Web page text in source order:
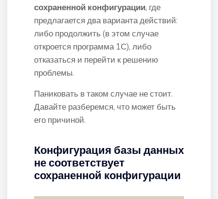
сохраненной конфигурации, где
предлагается два варианта действий:
либо продолжить (в этом случае
откроется программа 1С), либо
отказаться и перейти к решению
проблемы.
Паниковать в таком случае не стоит.
Давайте разберемся, что может быть
его причиной.
Конфигурация базы данных
не соответствует
сохраненной конфигурации